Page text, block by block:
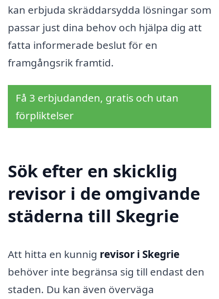
kan erbjuda skräddarsydda lösningar som
passar just dina behov och hjälpa dig att
fatta informerade beslut för en
framgångsrik framtid.
Få 3 erbjudanden, gratis och utan
förpliktelser
Sök efter en skicklig
revisor i de omgivande
städerna till Skegrie
Att hitta en kunnig revisor i Skegrie
behöver inte begränsa sig till endast den
staden. Du kan även överväga